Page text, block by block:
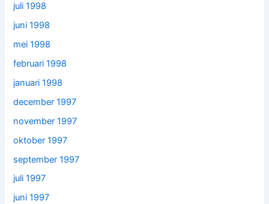
juli 1998
juni 1998
mei 1998
februari 1998
januari 1998
december 1997
november 1997
oktober 1997
september 1997
juli 1997
juni 1997